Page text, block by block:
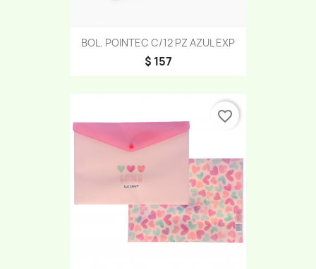
BOL. POINTEC C/12 PZ AZUL EXP
$ 157
favorite_border